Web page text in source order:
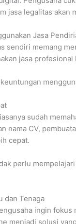
jasa legalitas akan
Jasa
sendiri memang
jasa
sudah
nama CV,
cepat.
perlu
dan Tenaga
ingin
menjadi solusi